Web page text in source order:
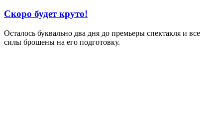
Скоро будет круто!
Осталось буквально два дня до премьеры спектакля и все
силы брошены на его подготовку.